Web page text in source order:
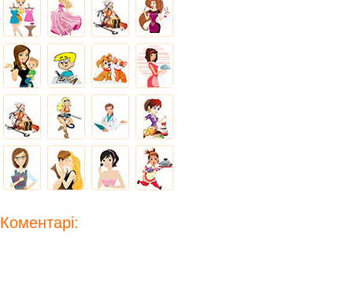
Коментарі: